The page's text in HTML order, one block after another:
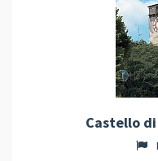
Castello